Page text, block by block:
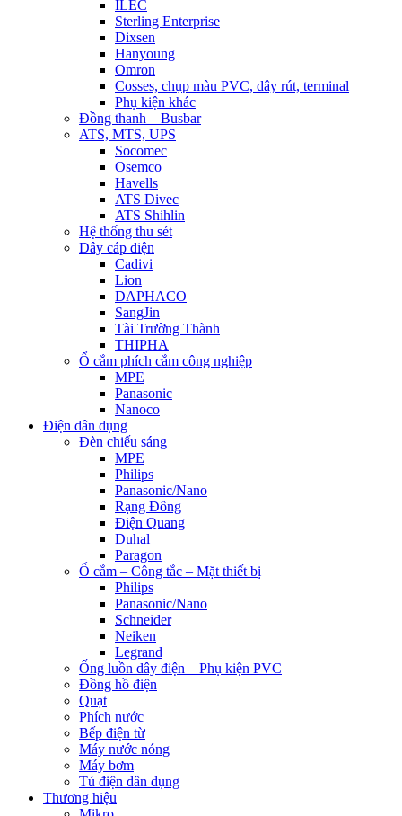
ILEC
Sterling Enterprise
Dixsen
Hanyoung
Omron
Cosses, chụp màu PVC, dây rút, terminal
Phụ kiện khác
Đồng thanh – Busbar
ATS, MTS, UPS
Socomec
Osemco
Havells
ATS Divec
ATS Shihlin
Hệ thống thu sét
Dây cáp điện
Cadivi
Lion
DAPHACO
SangJin
Tài Trường Thành
THIPHA
Ổ cắm phích cắm công nghiệp
MPE
Panasonic
Nanoco
Điện dân dụng
Đèn chiếu sáng
MPE
Philips
Panasonic/Nano
Rạng Đông
Điện Quang
Duhal
Paragon
Ổ cắm – Công tắc – Mặt thiết bị
Philips
Panasonic/Nano
Schneider
Neiken
Legrand
Ống luồn dây điện – Phụ kiện PVC
Đồng hồ điện
Quạt
Phích nước
Bếp điện từ
Máy nước nóng
Máy bơm
Tủ điện dân dụng
Thương hiệu